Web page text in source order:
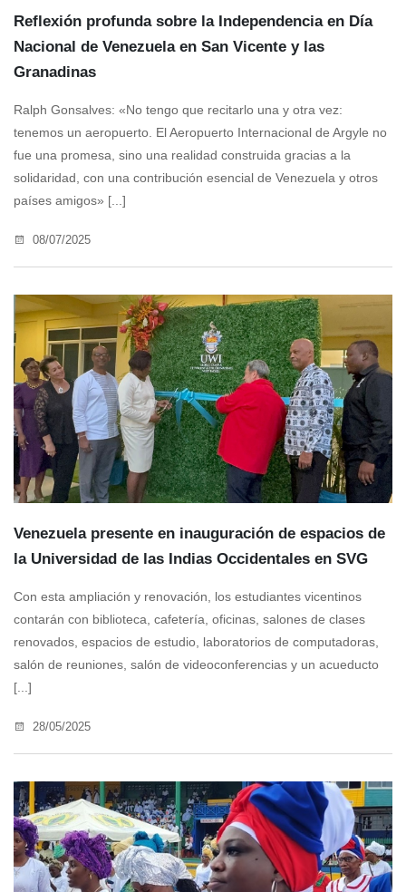
Reflexión profunda sobre la Independencia en Día
Nacional de Venezuela en San Vicente y las
Granadinas
Ralph Gonsalves: «No tengo que recitarlo una y otra vez:
tenemos un aeropuerto. El Aeropuerto Internacional de Argyle no
fue una promesa, sino una realidad construida gracias a la
solidaridad, con una contribución esencial de Venezuela y otros
países amigos» [...]
08/07/2025
Venezuela presente en inauguración de espacios de
la Universidad de las Indias Occidentales en SVG
Con esta ampliación y renovación, los estudiantes vicentinos
contarán con biblioteca, cafetería, oficinas, salones de clases
renovados, espacios de estudio, laboratorios de computadoras,
salón de reuniones, salón de videoconferencias y un acueducto
[...]
28/05/2025